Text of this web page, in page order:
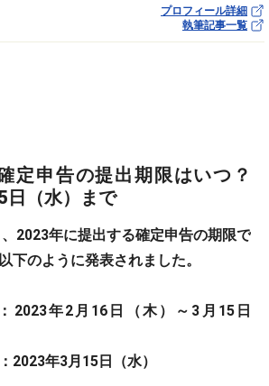
プロフィール詳細
執筆記事一覧
定申告の提出期限はいつ？
（水）まで
2023年に提出する確定申告の期限で
下のように発表されました。
2023年2月16日 （木）
～3月15日
2023年3月15日
（水）